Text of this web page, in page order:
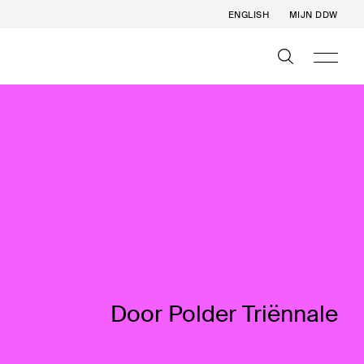
ENGLISH MIJN DDW
Door Polder Triënnale